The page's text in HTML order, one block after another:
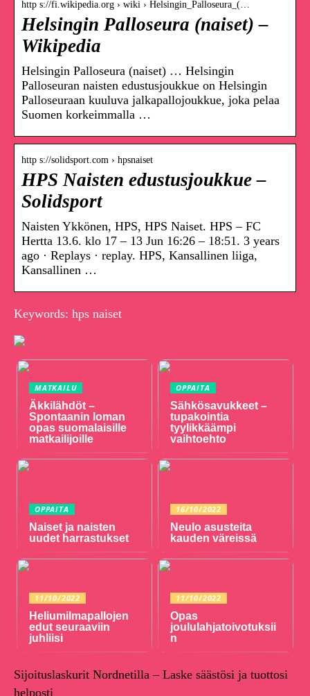
http s://fi.wikipedia.org › wiki › Helsingin_Palloseura_(…
Helsingin Palloseura (naiset) –
Wikipedia
Helsingin Palloseura (naiset) … Helsingin
Palloseuran naisten edustusjoukkue on Helsingin
Palloseuraan kuuluva jalkapallojoukkue, joka pelaa
Suomen korkeimmalla …
http s://solidsport.com › hpsnaiset
HPS Naisten edustusjoukkue –
Solidsport
Naisten Ykkönen, HPS, HPS Naiset. HPS – FC
Hertta 13.6. klo 17 – 13 Jun 16:26 – 18:51. 3 years
ago · Replays · replay. HPS, Kansallinen liiga,
Kansallinen …
Keywords: hps naiset
MATKAILU
Äkkilähdöt –
Spontaanin loman
opas suomalaisille
matkailijoille
OPPAITA
Sähkösavukkeet –
tupakointia
tyylikkäämpi
vaihtoehto
OPPAITA
Naiset ja naisten
uudet harrastukset
16/10/2022
Neulo asusteita
kauden väreissä
11/10/2022
Heliumilmapallojen
edut seuraaviin
juhliisi
11/10/2022
Opas
joululahjatoivotuksii
n
Sijoituslaskurit Nordnetilla – Laske säästösi ja tuottosi
helposti